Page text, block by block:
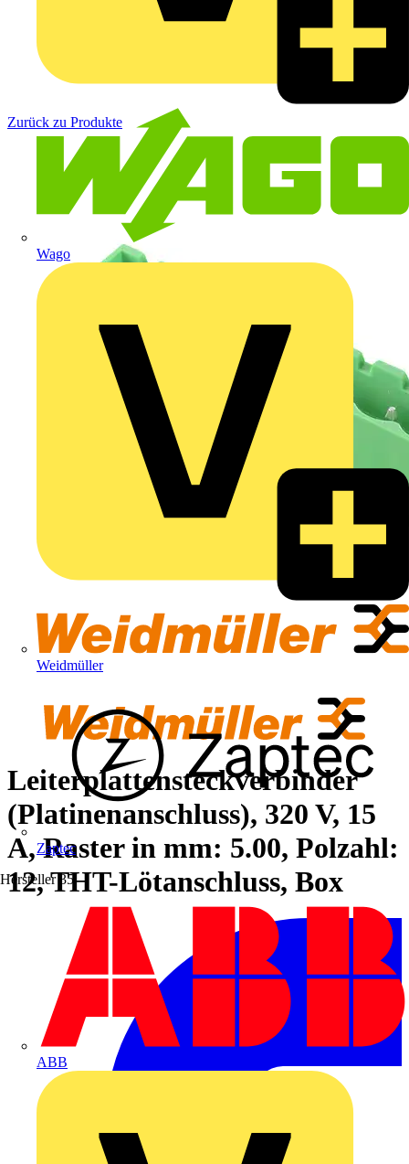
Wago
Weidmüller
Zaptec
Hersteller 35
ABB
Zurück zu Produkte
Leiterplattensteckverbinder
(Platinenanschluss), 320 V, 15
A, Raster in mm: 5.00, Polzahl:
12, THT-Lötanschluss, Box